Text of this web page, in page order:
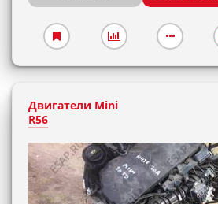
Двигатели Mini
R56